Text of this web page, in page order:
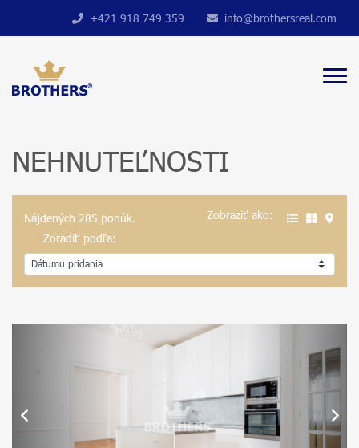
+421 918 749 359 info@brothersreal.com
NEHNUTEĽNOSTI
Nájdených 285 ponúk.
Zobraziť ako:
Zoradiť podľa: